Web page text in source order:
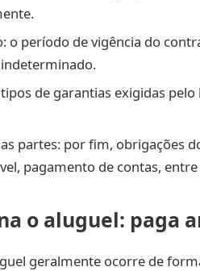
o período de vigência do
de garantias exigidas
partes: por fim, obrigações
pagamento de contas,
o aluguel: paga
geralmente ocorre de